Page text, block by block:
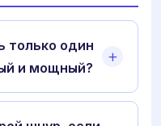
только один
и мощный?